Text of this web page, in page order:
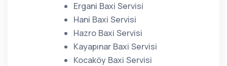
Ergani Baxi Servisi
Hani Baxi Servisi
Hazro Baxi Servisi
Kayapınar Baxi Servisi
Kocaköy Baxi Servisi